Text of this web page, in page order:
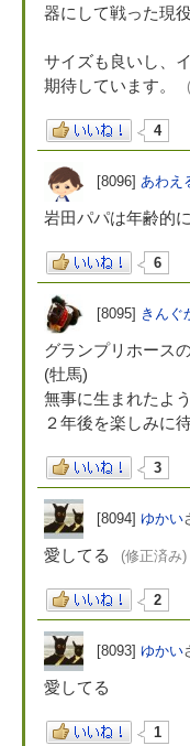
器にして戦った現役
サイズも良いし、
期待しています。
4
[8096] あわえ
岩田パパは年齢的
6
[8095] きんぐ
グランプリホース
(牡馬)
無事に生まれたよ
２年後を楽しみに
3
[8094] ゆかい
愛してる (修正済み)
2
[8093] ゆかい
愛してる
1